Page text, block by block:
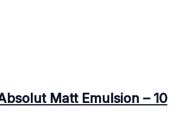
Matt Emulsion – 10